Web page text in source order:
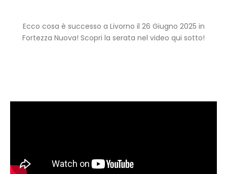
Ecco cosa è successo a Livorno il 26 Giugno 2025 in
Fortezza Nuova! Scopri la serata nel video qui sotto!